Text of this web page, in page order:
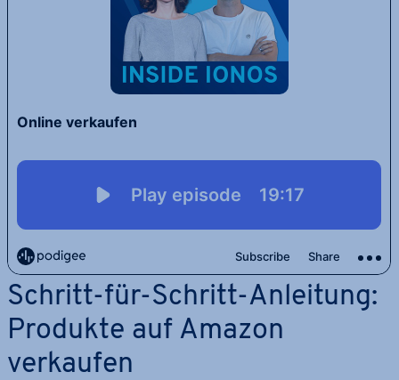
Schritt-für-Schritt-Anleitung:
Produkte auf Amazon
verkaufen